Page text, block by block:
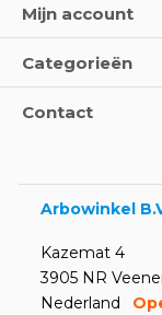
Mijn account
Categorieën
Contact
Arbowinkel
Kazemat 4
3905 NR
Nederland